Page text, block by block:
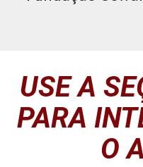
USE A
PARA
O